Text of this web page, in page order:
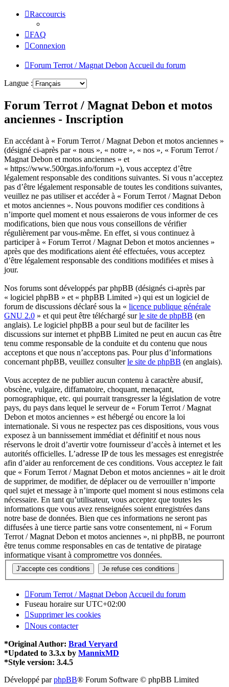
Raccourcis
FAQ
Connexion
Forum Terrot / Magnat Debon Accueil du forum
Langue :
Forum Terrot / Magnat Debon et motos
anciennes - Inscription
En accédant à « Forum Terrot / Magnat Debon et motos anciennes »
(désigné ci-après par « nous », « notre », « nos », « Forum Terrot /
Magnat Debon et motos anciennes » et
« https://www.500rgas.info/forum »), vous acceptez d’être
légalement responsable des conditions suivantes. Si vous n’acceptez
pas d’être légalement responsable de toutes les conditions suivantes,
veuillez ne pas utiliser et accéder à « Forum Terrot / Magnat Debon
et motos anciennes ». Nous pouvons modifier ces conditions à
n’importe quel moment et nous essaierons de vous informer de ces
modifications, bien que nous vous conseillons de vérifier
régulièrement par vous-même. En effet, si vous continuez à
participer à « Forum Terrot / Magnat Debon et motos anciennes »
après que des modifications aient été effectuées, vous acceptez
d’être légalement responsable des conditions modifiées et mises à
jour.
Nos forums sont développés par phpBB (désignés ci-après par
« logiciel phpBB » et « phpBB Limited ») qui est un logiciel de
forum de discussions déclaré sous la « licence publique générale
GNU 2.0 » et qui peut être téléchargé surle site de phpBB (en
anglais). Le logiciel phpBB a pour seul but de faciliter les
discussions sur internet et phpBB Limited ne peut en aucun cas être
tenu comme responsable de la conduite et du contenu que nous
acceptons et que nous n’acceptons pas. Pour plus d’informations
concernant phpBB, veuillez consulterle site de phpBB (en anglais).
Vous acceptez de ne publier aucun contenu à caractère abusif,
obscène, vulgaire, diffamatoire, choquant, menaçant,
pornographique, etc. qui pourrait transgresser la législation de votre
pays, du pays dans lequel le serveur de « Forum Terrot / Magnat
Debon et motos anciennes » est hébergé ou encore la loi
internationale. Si vous ne respectez pas ces dispositions, vous vous
exposez à un bannissement immédiat et définitif et nous nous
réservons le droit d’avertir votre fournisseur d’accès à internet et les
autorités officielles. L’adresse IP de tous les messages est enregistrée
afin d’aider au renforcement de ces conditions. Vous acceptez le fait
que « Forum Terrot / Magnat Debon et motos anciennes » ait le droit
de supprimer, de modifier, de déplacer ou de verrouiller n’importe
quel sujet et message à n’importe quel moment si nous estimons cela
nécessaire. En tant qu’utilisateur, vous acceptez que toutes les
informations que vous avez renseignées soient enregistrées dans
notre base de données. Bien que ces informations ne seront pas
diffusées à une tierce partie sans votre consentement, ni « Forum
Terrot / Magnat Debon et motos anciennes », ni phpBB, ne pourront
être tenus comme responsables en cas de tentative de piratage
informatique visant à compromettre vos données.
Forum Terrot / Magnat DebonAccueil du forum
Fuseau horaire surUTC+02:00
Supprimer les cookies
Nous contacter
*Original Author: Brad Veryard
*Updated to 3.3.x by MannixMD
*Style version: 3.4.5
Développé parphpBB® Forum Software © phpBB Limited